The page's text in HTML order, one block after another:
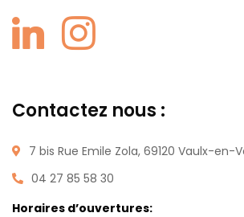
Contactez nous :
7 bis Rue Emile Zola, 69120 Vaulx-en-
04 27 85 58 30
Horaires d’ouvertures: